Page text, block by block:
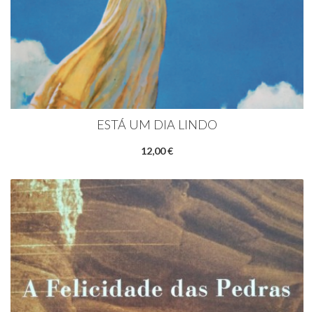
ESTÁ UM DIA LINDO
12,00 €